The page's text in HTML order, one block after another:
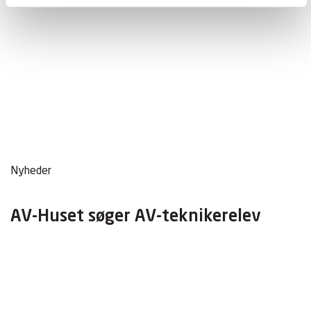
Nyheder
AV-Huset søger AV-teknikerelev